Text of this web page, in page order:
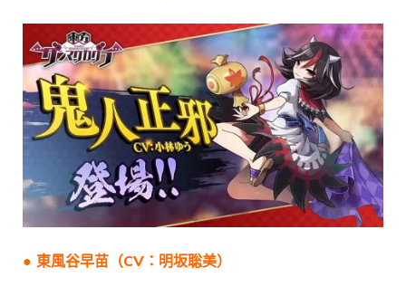
● 東風谷早苗（CV：明坂聡美）